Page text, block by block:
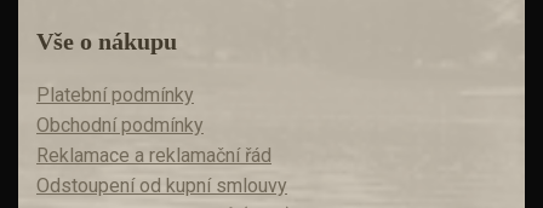
Vše o nákupu
Platební podmínky
Obchodní podmínky
Reklamace a reklamační řád
Odstoupení od kupní smlouvy